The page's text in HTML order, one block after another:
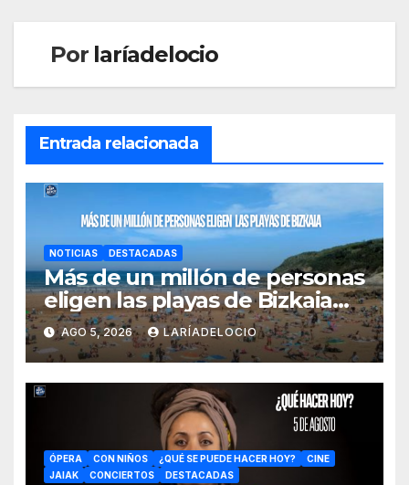
Por laríadelocio
Entrada relacionada
NOTICIAS DESTACADAS
Más de un millón de personas
eligen las playas de Bizkaia
en la primera mitad de la
temporada
AGO 5, 2026 LARÍADELOCIO
ÓPERA CON NIÑOS ¿QUÉ SE PUEDE HACER HOY?
CINE
JAIAK
CONCIERTOS DESTACADAS